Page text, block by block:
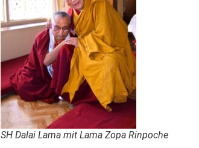
SH Dalai Lama mit Lama Zopa Rinpoche